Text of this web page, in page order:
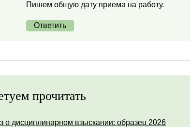
Пишем общую дату приема на работу.
Ответить
прочитать
о дисциплинарном взыскании: образец 2026